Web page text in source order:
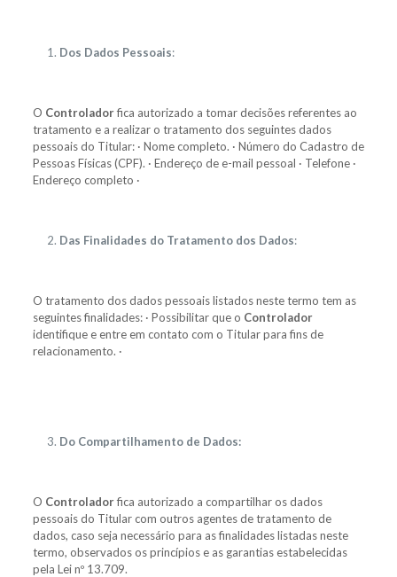
Dos Dados Pessoais:
O Controladorfica autorizado a tomar decisões referentes ao
tratamento e a realizar o tratamento dos seguintes dados
pessoais do Titular: · Nome completo. · Número do Cadastro de
Pessoas Físicas (CPF). · Endereço de e-mail pessoal · Telefone ·
Endereço completo ·
Das Finalidades do Tratamento dos Dados:
O tratamento dos dados pessoais listados neste termo tem as
seguintes finalidades: · Possibilitar que o Controlador
identifique e entre em contato com o Titular para fins de
relacionamento. ·
Do Compartilhamento de Dados:
O Controladorfica autorizado a compartilhar os dados
pessoais do Titular com outros agentes de tratamento de
dados, caso seja necessário para as finalidades listadas neste
termo, observados os princípios e as garantias estabelecidas
pela Lei nº 13.709.